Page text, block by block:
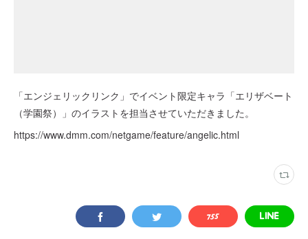
「エンジェリックリンク」でイベント限定キャラ「エリザベート
（学園祭）」のイラストを担当させていただきました。
https://www.dmm.com/netgame/feature/angelic.html